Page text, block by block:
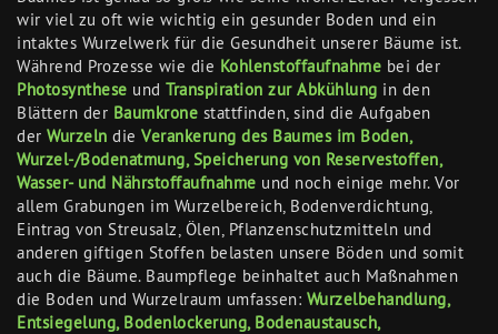
wir viel zu oft wie wichtig ein gesunder Boden und ein
intaktes Wurzelwerk für die Gesundheit unserer Bäume ist.
Während Prozesse wie die Kohlenstoffaufnahme bei der
Photosynthese und Transpiration zur Abkühlung in den
Blättern der Baumkrone stattfinden, sind die Aufgaben
der Wurzeln die Verankerung des Baumes im Boden,
Wurzel-/Bodenatmung, Speicherung von Reservestoffen,
Wasser- und Nährstoffaufnahme und noch einige mehr. Vor
allem Grabungen im Wurzelbereich, Bodenverdichtung,
Eintrag von Streusalz, Ölen, Pflanzenschutzmitteln und
anderen giftigen Stoffen belasten unsere Böden und somit
auch die Bäume. Baumpflege beinhaltet auch Maßnahmen
die Boden und Wurzelraum umfassen: Wurzelbehandlung,
Entsiegelung, Bodenlockerung, Bodenaustausch,